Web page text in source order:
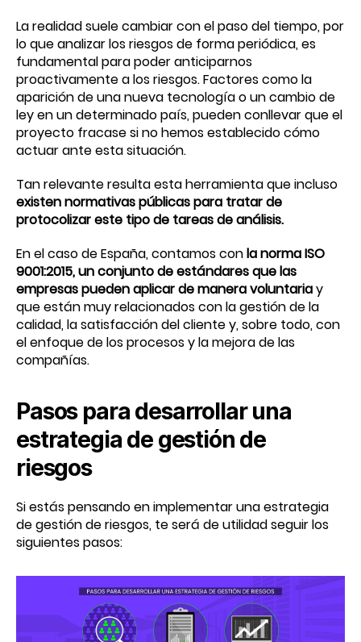
La realidad suele cambiar con el paso del tiempo, por
lo que analizar los riesgos de forma periódica, es
fundamental para poder anticiparnos
proactivamente a los riesgos. Factores como la
aparición de una nueva tecnología o un cambio de
ley en un determinado país, pueden conllevar que el
proyecto fracase si no hemos establecido cómo
actuar ante esta situación.
Tan relevante resulta esta herramienta que incluso
existen normativas públicas para tratar de
protocolizar este tipo de tareas de análisis.
En el caso de España, contamos conla norma ISO
9001:2015, un conjunto de estándares que las
empresas pueden aplicar de manera voluntariay
que están muy relacionados con la gestión de la
calidad, la satisfacción del cliente y, sobre todo, con
el enfoque de los procesos y la mejora de las
compañías.
Pasos para desarrollar una
estrategia de gestión de
riesgos
Si estás pensando en implementar una estrategia
de gestión de riesgos, te será de utilidad seguir los
siguientes pasos: